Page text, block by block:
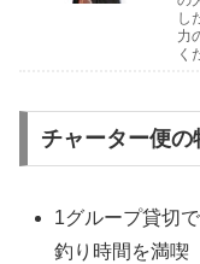
し
力
く
チャーター便の
1グループ貸切
釣り時間を満喫